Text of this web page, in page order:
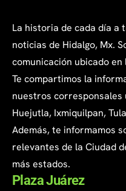
La historia de cada día a
noticias de Hidalgo, Mx.
comunicación ubicado en
Te compartimos la
nuestros corresponsales
Huejutla, Ixmiquilpan,
Además, te informamos
relevantes de la Ciudad
más estados.
Plaza Juárez